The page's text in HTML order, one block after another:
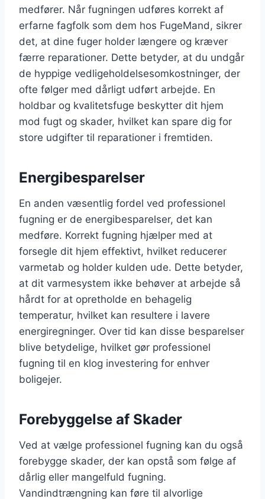
medfører. Når fugningen udføres korrekt af
erfarne fagfolk som dem hos FugeMand, sikrer
det, at dine fuger holder længere og kræver
færre reparationer. Dette betyder, at du undgår
de hyppige vedligeholdelsesomkostninger, der
ofte følger med dårligt udført arbejde. En
holdbar og kvalitetsfuge beskytter dit hjem
mod fugt og skader, hvilket kan spare dig for
store udgifter til reparationer i fremtiden.
Energibesparelser
En anden væsentlig fordel ved professionel
fugning er de energibesparelser, det kan
medføre. Korrekt fugning hjælper med at
forsegle dit hjem effektivt, hvilket reducerer
varmetab og holder kulden ude. Dette betyder,
at dit varmesystem ikke behøver at arbejde så
hårdt for at opretholde en behagelig
temperatur, hvilket kan resultere i lavere
energiregninger. Over tid kan disse besparelser
blive betydelige, hvilket gør professionel
fugning til en klog investering for enhver
boligejer.
Forebyggelse af Skader
Ved at vælge professionel fugning kan du også
forebygge skader, der kan opstå som følge af
dårlig eller mangelfuld fugning.
Vandindtrængning kan føre til alvorlige